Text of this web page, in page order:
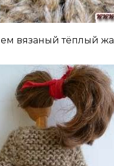
вязаный тёплый